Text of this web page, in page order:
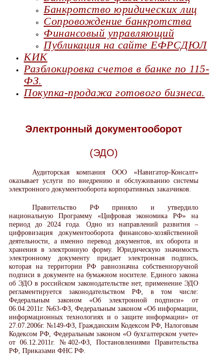
Банкротство юридических лиц
Сопровождение банкротства
Финансовый управляющий
Публикация на сайте ЕФРСДЮЛ
КИК
Разблокировка счетов в банке по 115-
ФЗ.
Покупка-продажа готового бизнеса.
Электронный документооборот
(ЭДО)
Аудиторская компания ООО «Навигатор-Консалт»
оказывает услуги по внедрению и обслуживанию системы
электронного документооборота корпоративных заказчиков.
Правительство РФ приняло и утвердило
национальную Программу «Цифровая экономика РФ» на
период до 2024 года. Одно из направлений развития –
цифровизация документооборота финансово-хозяйственной
деятельности, а именно перевод документов, их оборота и
хранения в электронную форму. Юридическую значимость
электронному документу придает электронная подпись,
которая на территории РФ равнозначна собственноручной
подписи в документе на бумажном носителе. Единого закона
об ЭДО в российском законодательстве нет, применение ЭДО
регламентируется законодательством РФ, в том числе:
Федеральным законом «Об электронной подписи» от
06.04.2011г. №63-ФЗ, Федеральным законом «Об информации,
информационных технологиях и о защите информации» от
27.07.2006г. №149-ФЗ, Гражданским Кодексом РФ, Налоговым
Кодексом РФ, Федеральным законом «О бухгалтерском учете»
от 06.12.2011г. №402-ФЗ, Постановлениями Правительства
РФ, Приказами ФНС РФ.